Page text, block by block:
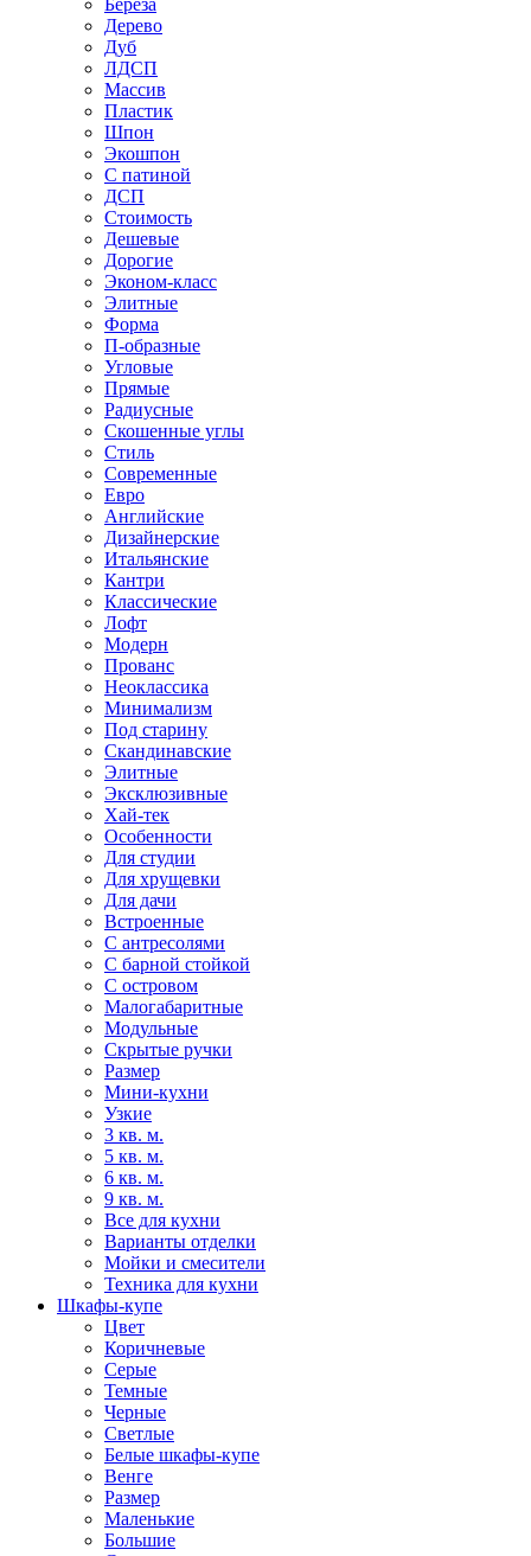
Береза
Дерево
Дуб
ЛДСП
Массив
Пластик
Шпон
Экошпон
С патиной
ДСП
Стоимость
Дешевые
Дорогие
Эконом-класс
Элитные
Форма
П-образные
Угловые
Прямые
Радиусные
Скошенные углы
Стиль
Современные
Евро
Английские
Дизайнерские
Итальянские
Кантри
Классические
Лофт
Модерн
Прованс
Неоклассика
Минимализм
Под старину
Скандинавские
Элитные
Эксклюзивные
Хай-тек
Особенности
Для студии
Для хрущевки
Для дачи
Встроенные
С антресолями
С барной стойкой
С островом
Малогабаритные
Модульные
Скрытые ручки
Размер
Мини-кухни
Узкие
3 кв. м.
5 кв. м.
6 кв. м.
9 кв. м.
Все для кухни
Варианты отделки
Мойки и смесители
Техника для кухни
Шкафы-купе
Цвет
Коричневые
Серые
Темные
Черные
Светлые
Белые шкафы-купе
Венге
Размер
Маленькие
Большие